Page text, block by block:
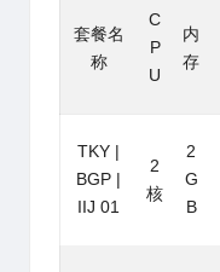
套餐名
称
C
P
U
内
存
TKY |
BGP |
IIJ 01
2
核
2
G
B